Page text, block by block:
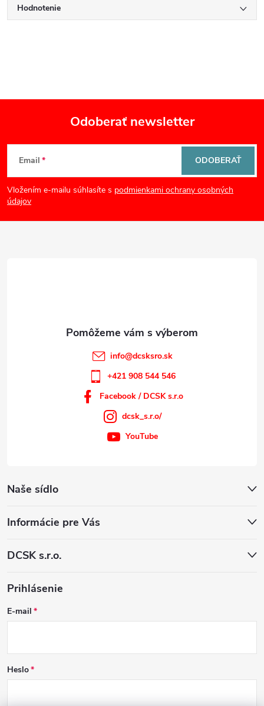
Hodnotenie
Z
á
p
Odoberať newsletter
Email
Vložením e-mailu súhlasíte s podmienkami ochrany osobných
údajov
ODOBERAŤ
Naše sídlo
Informácie pre Vás
DCSK s.r.o.
info@dcsksro.sk
+421 908 544 546
Facebook / DCSK s.r.o
dcsk_s.r.o/
YouTube
Prihlásenie
E-mail
Heslo